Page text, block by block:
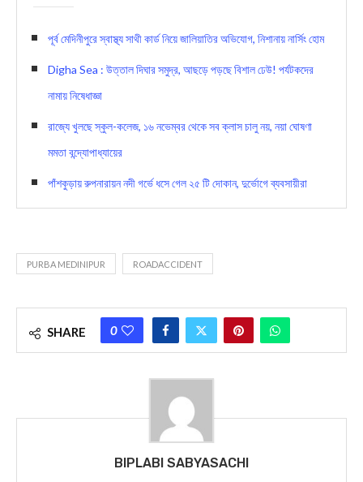
পূর্ব মেদিনীপুরে স্বাস্থ্য সাথী কার্ড নিয়ে জালিয়াতির অভিযোগ, নিশানায় নার্সিং হোম
Digha Sea : উত্তাল দিঘার সমুদ্র, আছড়ে পড়ছে বিশাল ঢেউ! পর্যটকদের
নামায় নিষেধাজ্ঞা
রাজ্যে খুলছে স্কুল-কলেজ, ১৬ নভেম্বর থেকে সব ক্লাস চালু নয়, নয়া ঘোষণা
মমতা বন্দ্যোপাধ্যায়ের
পাঁশকুড়ায় রুপনারায়ন নদী গর্ভে ধসে গেল ২৫ টি দোকান, দুর্ভোগে ব্যবসায়ীরা
PURBA MEDINIPUR ROADACCIDENT
SHARE 0
BIPLABI SABYASACHI